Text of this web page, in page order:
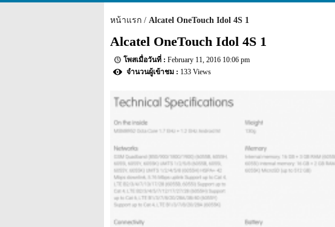
หน้าแรก Alcatel OneTouch Idol 4S 1
Alcatel OneTouch Idol 4S 1
February 11, 2016 10:06 pm
133 Views